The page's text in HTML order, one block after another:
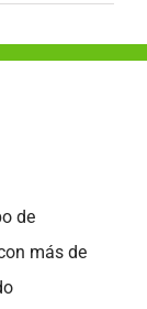
de
más de